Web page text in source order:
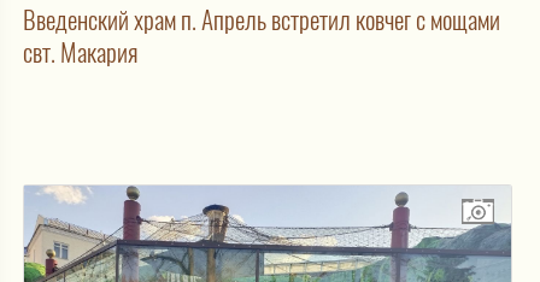
Введенский храм п. Апрель встретил ковчег с мощами
свт. Макария